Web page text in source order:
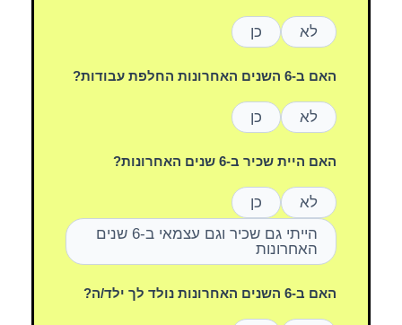
לא כן
האם ב-6 השנים האחרונות החלפת עבודות?
לא כן
האם היית שכיר ב-6 שנים האחרונות?
לא
כן
הייתי גם שכיר וגם עצמאי ב-6 שנים
האחרונות
האם ב-6 השנים האחרונות נולד לך ילד/ה?